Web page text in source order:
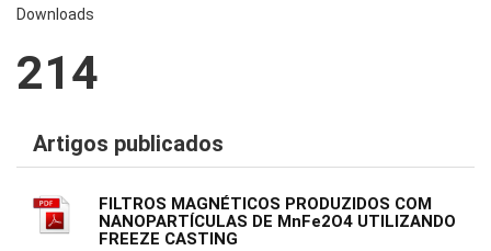
Downloads
214
Artigos publicados
FILTROS MAGNÉTICOS PRODUZIDOS COM
NANOPARTÍCULAS DE MnFe2O4 UTILIZANDO
FREEZE CASTING